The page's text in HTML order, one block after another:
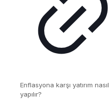
Enflasyona karşı yatırım nasıl
yapılır?